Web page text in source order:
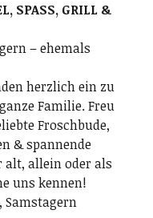
SPASS, GRILL &
– ehemals
herzlich ein zu
Familie. Freu
Froschbude,
& spannende
alt, allein oder als
uns kennen!
Samstagern